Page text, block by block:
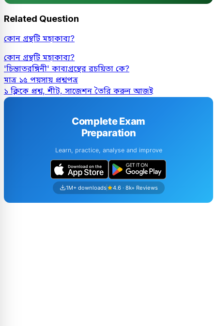
Related Question
কোন গ্রন্থটি মহাকাব্য?
কোন গ্রন্থটি মহাকাব্য?
'চিন্তাতরঙ্গিনী' কাব্যগ্রন্থের রচয়িতা কে?
মাত্র ১৫ পয়সায় প্রশ্নপত্র
১ ক্লিকে প্রশ্ন, শীট, সাজেশন তৈরি করুন আজই
Complete Exam
Preparation
Learn, practice, analyse and improve
1M+ downloads 4.6 · 8k+ Reviews